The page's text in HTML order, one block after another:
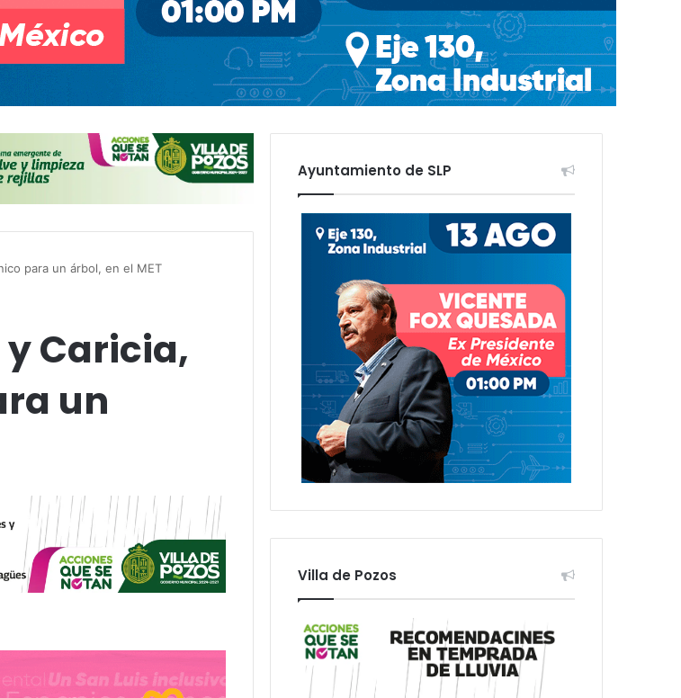
para un árbol, en el MET
Caricia,
un
Ayuntamiento de SLP
Villa de Pozos